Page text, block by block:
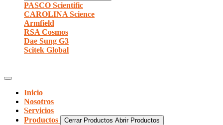
PASCO Scientific
CAROLINA Science
Armfield
RSA Cosmos
Dae Sung G3
Scitek Global
Inicio
Nosotros
Servicios
Productos
Cerrar Productos Abrir Productos